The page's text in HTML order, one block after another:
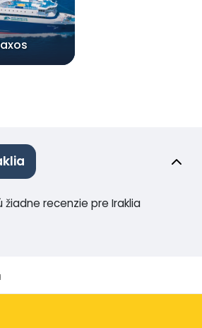
recenzie pre Iraklia